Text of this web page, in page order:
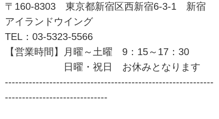
非ご参加下さい。
〒160-8303 東京都新宿区西新宿6-3-1 新宿
アイランドウイング
TEL：03-5323-5566
【営業時間】月曜～土曜 9：15～17：30
日曜・祝日 お休みとなります
-------------------------------------------------------------
------------------------------